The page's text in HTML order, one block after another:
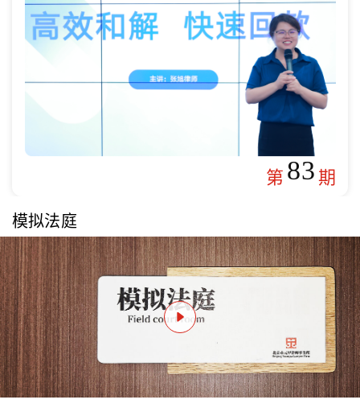
第83期
模拟法庭